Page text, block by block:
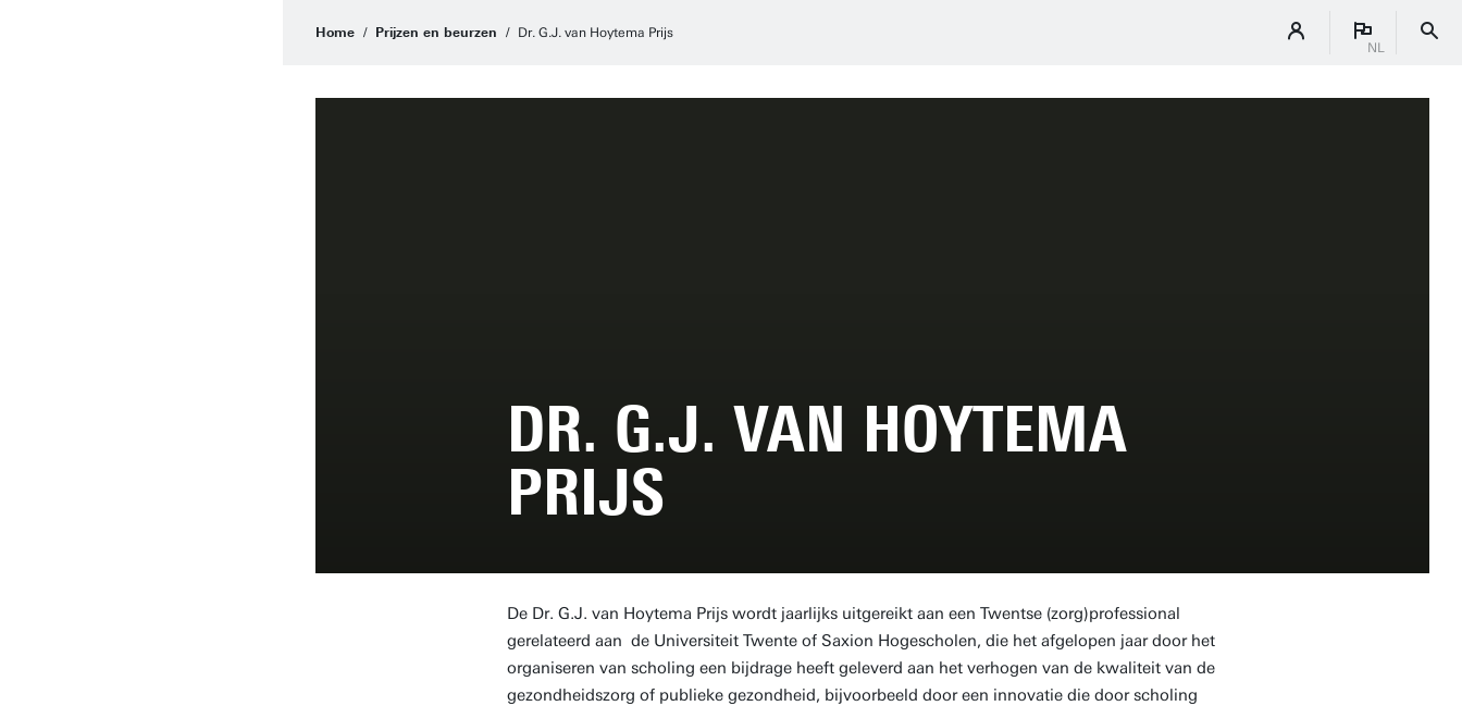
Home Prijzen en beurzen
Dr. G.J. van Hoytema Prijs
NL
DR. G.J. VAN HOYTEMA
PRIJS
De Dr. G.J. van Hoytema Prijs wordt jaarlijks uitgereikt aan een Twentse (zorg)professional
gerelateerd aan de Universiteit Twente of Saxion Hogescholen, die het afgelopen jaar door het
organiseren van scholing een bijdrage heeft geleverd aan het verhogen van de kwaliteit van de
gezondheidszorg of publieke gezondheid, bijvoorbeeld door een innovatie die door scholing